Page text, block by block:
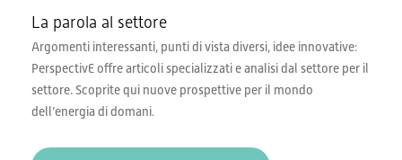
La parola al settore
Argomenti interessanti, punti di vista diversi, idee innovative:
PerspectivE offre articoli specializzati e analisi dal settore per il
settore. Scoprite qui nuove prospettive per il mondo
dell’energia di domani.